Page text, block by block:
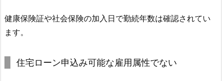
健康保険証や社会保険の加入日で勤続年数は確認されてい
ます。
住宅ローン申込み可能な雇用属性でない